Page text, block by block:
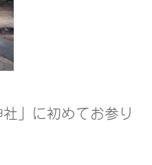
」に初めてお参り